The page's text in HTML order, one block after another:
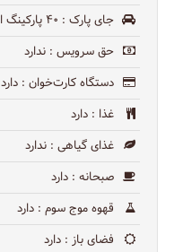
جای پارک : ۴۰ پارکینگ اختصاصی
حق سرویس : ندارد
دستگاه کارت‌خوان : دارد
غذا : دارد
غذای گیاهی : ندارد
صبحانه : دارد
قهوه موج سوم : دارد
فضای باز : دارد